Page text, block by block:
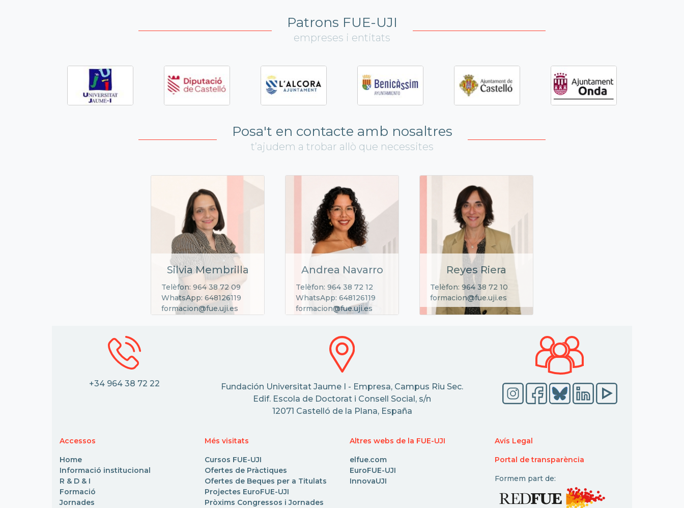
Patrons FUE-UJI
empreses i entitats
Posa't en contacte amb nosaltres
t’ajudem a trobar allò que necessites
Silvia Membrilla
Telèfon: 964 38 72 09
WhatsApp: 648126119
formacion@fue.uji.es
Andrea Navarro
Telèfon: 964 38 72 12
WhatsApp: 648126119
formacion@fue.uji.es
Reyes Riera
Telèfon: 964 38 72 10
formacion@fue.uji.es
+34 964 38 72 22
Fundación Universitat Jaume I - Empresa, Campus Riu Sec.
Edif. Escola de Doctorat i Consell Social, s/n
12071 Castelló de la Plana, España
Accessos
Home
Informació institucional
R & D & I
Formació
Jornades
Més visitats
Cursos FUE-UJI
Ofertes de Pràctiques
Ofertes de Beques per a Titulats
Projectes EuroFUE-UJI
Pròxims Congressos i Jornades
Altres webs de la FUE-UJI
elfue.com
EuroFUE-UJI
InnovaUJI
Avís Legal
Portal de transparència
Formem part de: